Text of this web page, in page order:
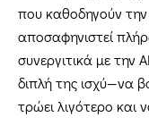
που καθοδηγούν την
αποσαφηνιστεί
συνεργιτικά με την
διπλή της ισχύ—να
τρώει λιγότερο και